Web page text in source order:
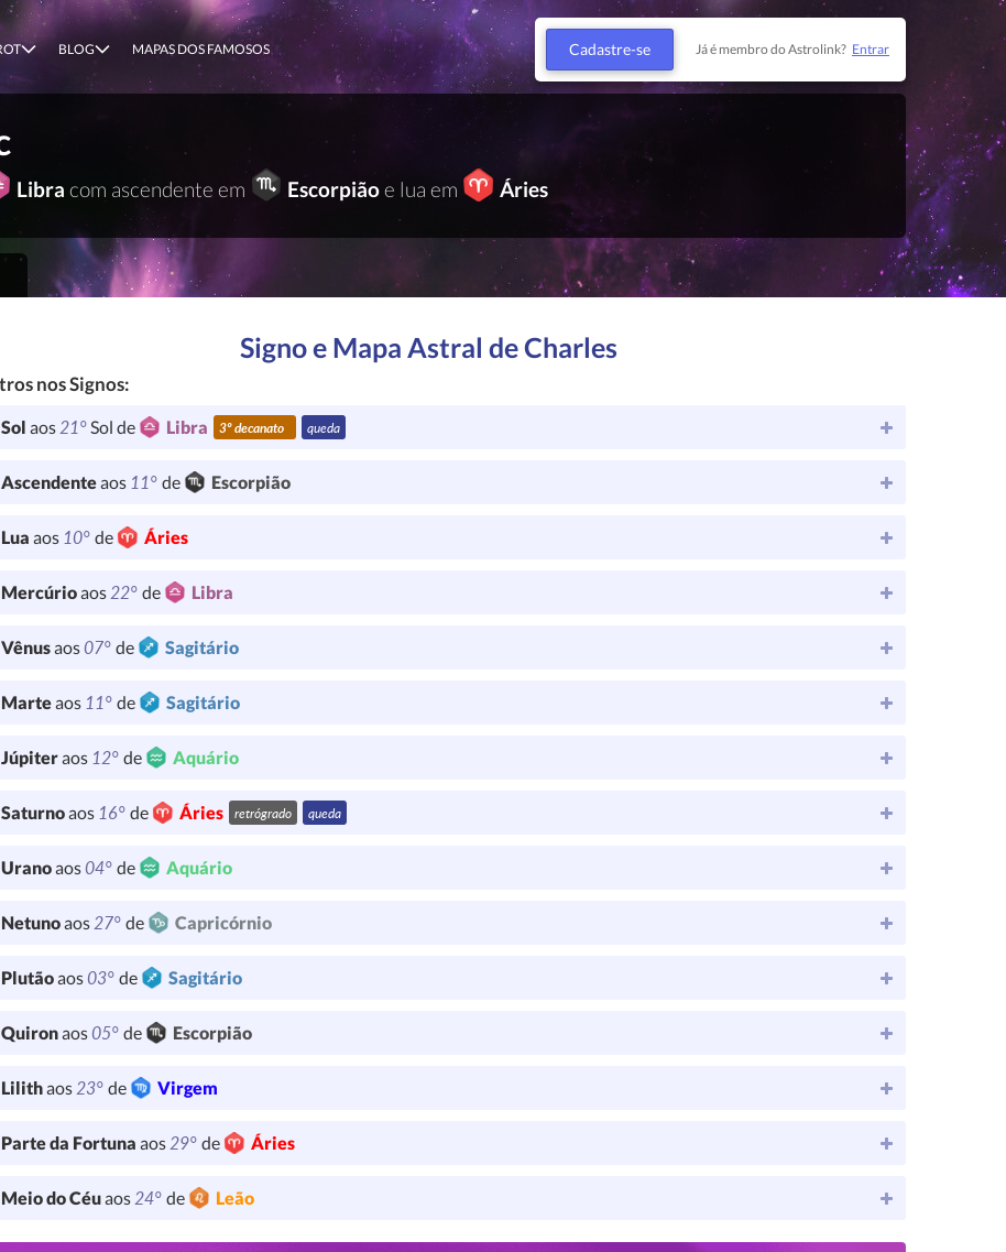
BLOG MAPAS DOS FAMOSOS Cadastre-se Já é membro do Astrolink? Entrar
Libra com ascendente em Escorpiãoe lua em Áries
Signo e Mapa Astral de Charles
nos Signos:
Sol aos21°Sol de Libra 3º decanato queda
Ascendenteaos 11° de Escorpião
Lua aos 10° de Áries
Mercúrioaos22° de Libra
Vênusaos07° de Sagitário
Marteaos 11° de Sagitário
Júpiteraos 12° de Aquário
Saturnoaos 16° de Áries retrógrado queda
Uranoaos04° de Aquário
Netunoaos27° de Capricórnio
Plutãoaos03° de Sagitário
Quironaos05° de Escorpião
Lilithaos23° de Virgem
Parte da Fortuna aos29° de Áries
Meio do Céuaos24° de Leão